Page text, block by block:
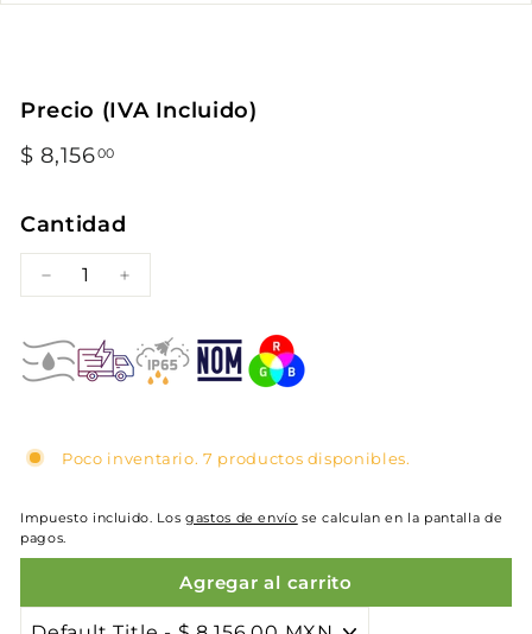
Precio (IVA Incluido)
Precio
$ 8,15600
Cantidad
− +
Poco inventario. 7 productos disponibles.
Impuesto incluido. Los gastos de envío se calculan en la pantalla de
pagos.
Agregar al carrito